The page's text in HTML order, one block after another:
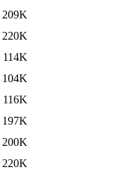
209K
220K
114K
104K
116K
197K
200K
220K